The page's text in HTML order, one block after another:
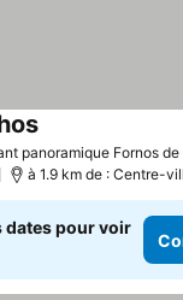
panoramique Fornos de
à 1.9 km de : Centre-
dates pour voir